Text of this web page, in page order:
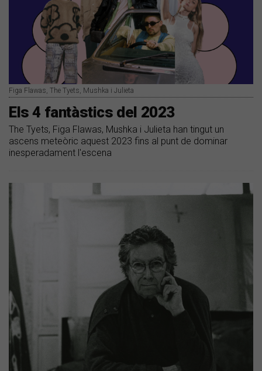
Figa Flawas, The Tyets, Mushka i Julieta
Els 4 fantàstics del 2023
The Tyets, Figa Flawas, Mushka i Julieta han tingut un
ascens meteòric aquest 2023 fins al punt de dominar
inesperadament l'escena